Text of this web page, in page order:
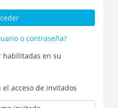
o contraseña?
habilitadas en su
acceso de invitados